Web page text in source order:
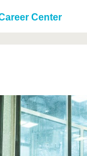
Center